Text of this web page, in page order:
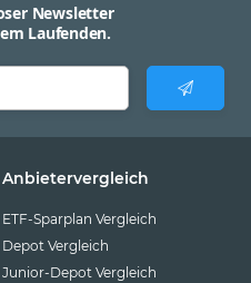
Newsletter
Laufenden.
Anbietervergleich
ETF-Sparplan Vergleich
Depot Vergleich
Junior-Depot Vergleich